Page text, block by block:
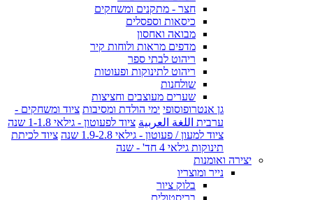
חצר - מתקנים ומשחקים
כיסאות וספסלים
מבואה ואחסון
מדפים מראות ולוחות קיר
ריהוט לבתי ספר
ריהוט לתינוקות ופעוטות
שולחנות
שערים מעוצבים וחציצות
גן אנטרופוסופי ימי הולדת ומסיבות ציוד ומשחקים -
ערבית اللغة العربية ציוד לפעוטון - גילאי 1-1.8 שנה
ציוד למעון / פעוטון - גילאי 1.9-2.8 שנה
ציוד לכיתת
תינוקות גילאי 4 חד' - שנה
יצירה ואומנות
נייר ומוצריו
בלוק ציור
בריסטולים